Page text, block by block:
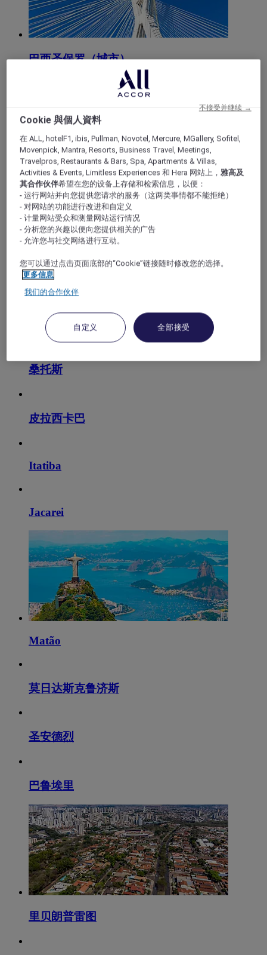
巴西圣保罗（城市）
坎皮纳斯
陶巴特
桑托斯
皮拉西卡巴
Itatiba
Jacarei
Matão
莫日达斯克鲁济斯
圣安德烈
巴鲁埃里
里贝朗普雷图
Cookie 與個人資料
在 ALL, hotelF1, ibis, Pullman, Novotel, Mercure, MGallery, Sofitel,
Movenpick, Mantra, Resorts, Business Travel, Meetings,
Travelpros, Restaurants & Bars, Spa, Apartments & Villas,
Activities & Events, Limitless Experiences 和 Hera 网站上，雅高及
其合作伙伴希望在您的设备上存储和检索信息，以便：
- 运行网站并向您提供您请求的服务（这两类事情都不能拒绝）
- 对网站的功能进行改进和自定义
- 计量网站受众和测量网站运行情况
- 分析您的兴趣以便向您提供相关的广告
- 允许您与社交网络进行互动。
您可以通过点击页面底部的“Cookie”链接随时修改您的选择。
更多信息
我们的合作伙伴
自定义 全部接受
不接受并继续 →